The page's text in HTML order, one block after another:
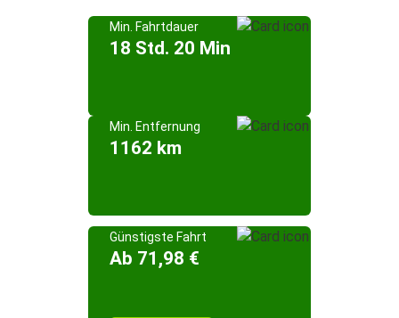
Min. Fahrtdauer
18 Std. 20 Min
Min. Entfernung
1162 km
Günstigste Fahrt
Ab 71,98 €